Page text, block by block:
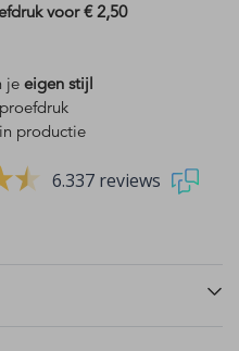
voor€ 2,50
je eigen stijl
productie
6.337 reviews